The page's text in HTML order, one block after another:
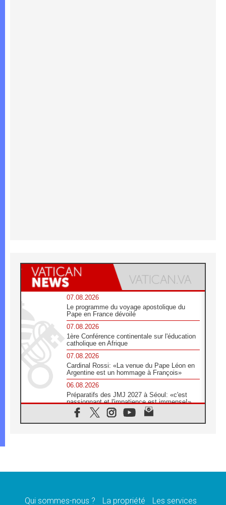
07.08.2026
Le programme du voyage apostolique du
Pape en France dévoilé
07.08.2026
1ère Conférence continentale sur l'éducation
catholique en Afrique
07.08.2026
Cardinal Rossi: «La venue du Pape Léon en
Argentine est un hommage à François»
06.08.2026
Préparatifs des JMJ 2027 à Séoul: «c'est
passionnant et l'impatience est immense!»
06.08.2026
Chrétiens et confucéens: respect et sagesse
06.08.2026
Qui sommes-nous ? La propriété Les services